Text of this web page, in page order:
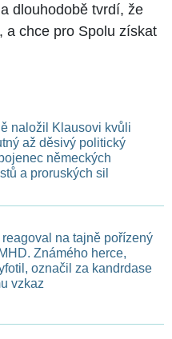
dlouhodobě tvrdí, že
a chce pro Spolu získat
naložil Klausovi kvůli
až děsivý politický
německých
a proruských sil
reagoval na tajně pořízený
Známého herce,
označil za kandrdase
vzkaz